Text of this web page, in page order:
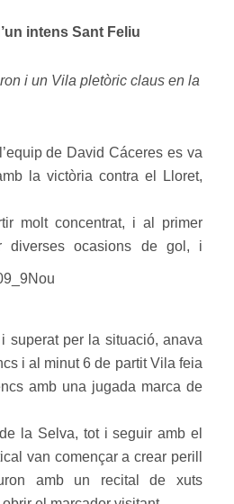
intens Sant Feliu
i un Vila pletòric claus en la
de David Cáceres es va
la victòria contra el Lloret,
molt concentrat, i al primer
diverses ocasions de gol, i
superat per la situació, anava
i al minut 6 de partit Vila feia
amb una jugada marca de
la Selva, tot i seguir amb el
van començar a crear perill
amb un recital de xuts